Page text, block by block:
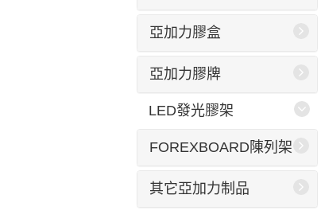
亞加力膠盒
亞加力膠牌
LED發光膠架
FOREXBOARD陳列架
其它亞加力制品